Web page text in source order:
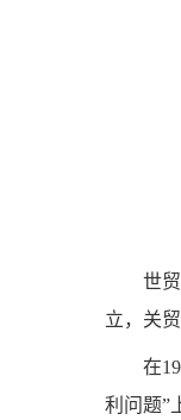
世
立，关
在
利问题”